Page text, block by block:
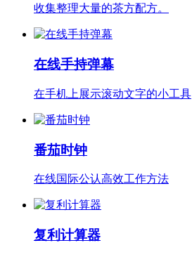
收集整理大量的茶方配方。
在线手持弹幕
在手机上展示滚动文字的小工具
番茄时钟
在线国际公认高效工作方法
复利计算器